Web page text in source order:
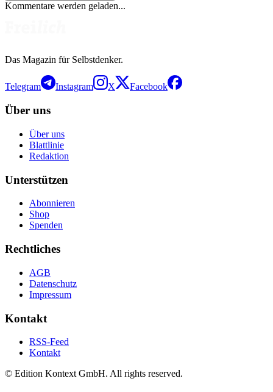
Kommentare werden geladen...
Das Magazin für Selbstdenker.
Telegram Instagram X Facebook
Über uns
Über uns
Blattlinie
Redaktion
Unterstützen
Abonnieren
Shop
Spenden
Rechtliches
AGB
Datenschutz
Impressum
Kontakt
RSS-Feed
Kontakt
© Edition Kontext GmbH. All rights reserved.